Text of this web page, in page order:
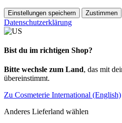
Einstellungen speichern Zustimmen
Datenschutzerklärung
Bist du im richtigen Shop?
Bitte wechsle zum Land, das mit
übereinstimmt.
Zu Cosmeterie International (English)
Anderes Lieferland wählen